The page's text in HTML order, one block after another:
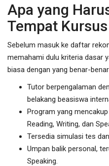
Apa yang
Tempat Kursus
Sebelum masuk ke daftar
memahami dulu kriteria dasar
biasa dengan yang benar-
Tutor berpengalaman
belakang beasiswa
Program yang
Reading, Writing, dan
Tersedia simulasi tes
Umpan balik personal,
Speaking.